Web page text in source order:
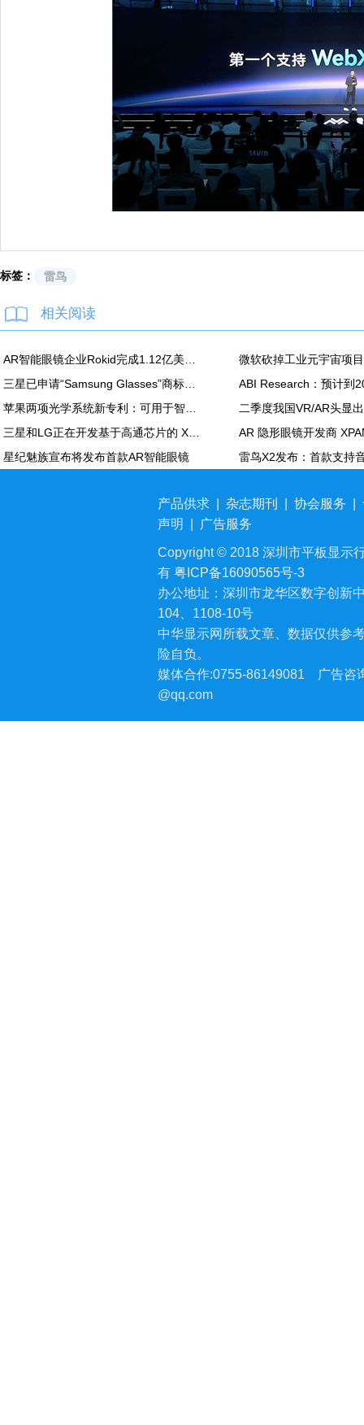
标签： 雷鸟
相关阅读
星纪魅族宣布将发布首款AR智能眼镜
产品供求 杂志期刊 协会服务
声明
广告服务
Copyright © 2018 深圳市平板显示
有 粤ICP备16090565号-3
办公地址：深圳市龙华区数字创新
104、1108-10号
中华显示网所载文章、数据仅供参
险自负。
媒体合作:0755-86149081
广告咨
@qq.com